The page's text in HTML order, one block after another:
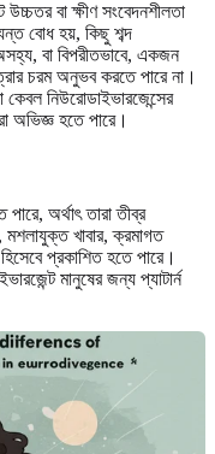
বা ক্ষীণ সংবেদনশীলতা
বোধ হয়, কিছু শব্দ
অসহ্য, বা বিপরীতভাবে, একজন
চরম অনুভব করতে পারে না।
নিউরোডাইভারজেন্সের
অভিজ্ঞ হতে পারে।
অর্থাৎ তারা তীব্র
মশলাযুক্ত খাবার, ক্রমাগত
প্রকাশিত হতে পারে।
মানুষের জন্য প্যাটার্ন